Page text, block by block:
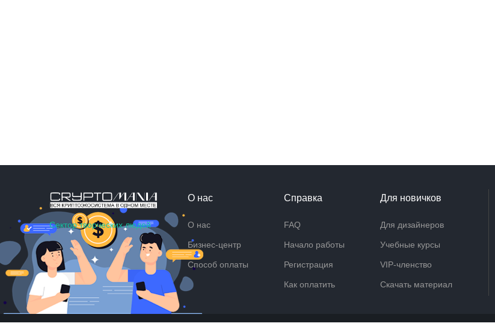
Сектор творческих людей
О нас
О нас
Бизнес-центр
Способ оплаты
Справка
FAQ
Начало работы
Регистрация
Как оплатить
Для новичков
Для дизайнеров
Учебные курсы
VIP-членство
Скачать материал